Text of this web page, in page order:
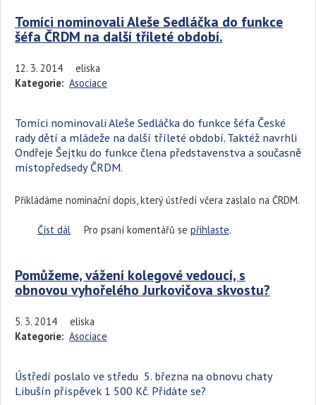
Tomíci nominovali Aleše Sedláčka do funkce
šéfa ČRDM na další tříleté období.
12. 3. 2014
eliska
Kategorie: Asociace
Tomíci nominovali Aleše Sedláčka do funkce šéfa České
rady dětí a mládeže na další tříleté období. Taktéž navrhli
Ondřeje Šejtku do funkce člena představenstva a současně
místopředsedy ČRDM.
Přikládáme nominační dopis, který ústředí včera zaslalo na ČRDM.
Číst dál Tomíci nominovali Aleše Sedláčka do funkce šéfa ČRDM
Pro psaní komentářů se přihlaste.
Pomůžeme, vážení kolegové vedoucí, s
obnovou vyhořelého Jurkovičova skvostu?
5. 3. 2014
eliska
Kategorie: Asociace
Ústředí poslalo ve středu 5. března na obnovu chaty
Libušín příspěvek 1 500 Kč. Přidáte se?